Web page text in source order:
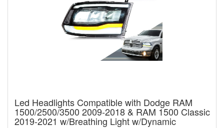
Led Headlights Compatible with Dodge RAM
1500/2500/3500 2009-2018 & RAM 1500 Classic
2019-2021 w/Breathing Light w/Dynamic